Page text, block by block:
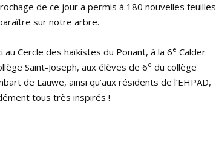
de ce jour a permis à 180 nouvelles feuilles
sur notre arbre.
au Cercle des haïkistes du Ponant, à la 6e Calder
Saint-Joseph, aux élèves de 6e du collège
de Lauwe, ainsi qu’aux résidents de l’EHPAD,
tous très inspirés !